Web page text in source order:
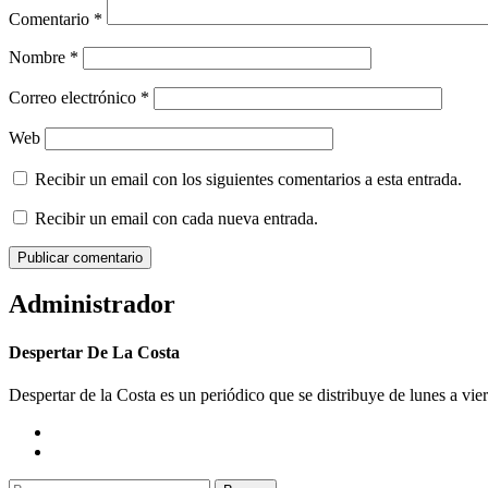
Comentario *
Nombre *
Correo electrónico *
Web
Recibir un email con los siguientes comentarios a esta entrada.
Recibir un email con cada nueva entrada.
Administrador
Despertar De La Costa
Despertar de la Costa es un periódico que se distribuye de lunes a